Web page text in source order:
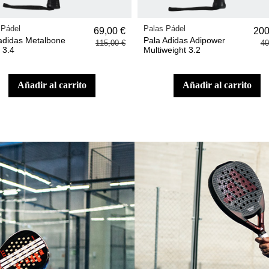
las palas de pádel
LTD edición
137,50 €
250,00 €
añadir al carrito
Palas Pádel
Pala Adidas Metalbone 3.3
añadir al carrito